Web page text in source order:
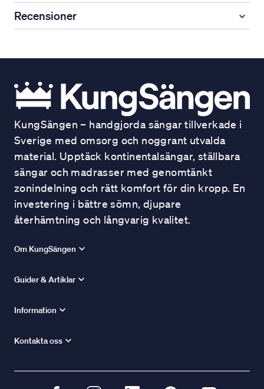
Recensioner
KungSängen – handgjorda sängar tillverkade i
Sverige med omsorg och noggrant utvalda
material. Upptäck kontinentalsängar, ställbara
sängar och madrasser med genomtänkt
zonindelning och rätt komfort för din kropp. En
investering i bättre sömn, djupare
återhämtning och långvarig kvalitet.
Om KungSängen
Guider & Artiklar
Information
Kontakta oss